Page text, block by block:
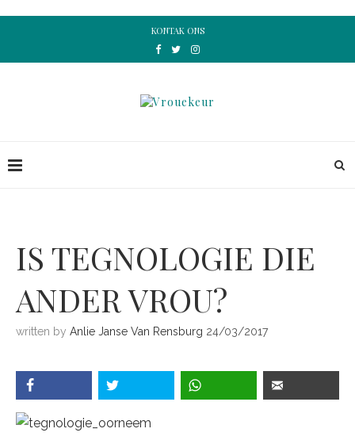
KONTAK ONS
IS TEGNOLOGIE DIE
ANDER VROU?
written by Anlie Janse Van Rensburg 24/03/2017